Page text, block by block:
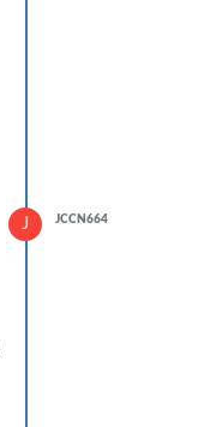
J JCCN664